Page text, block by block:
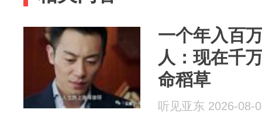
一个年入百
人：现在千
命稻草
听见亚东 2026-08-